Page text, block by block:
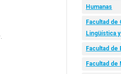
Humanas
Facultad
Lingüística
Facultad de
Facultad de